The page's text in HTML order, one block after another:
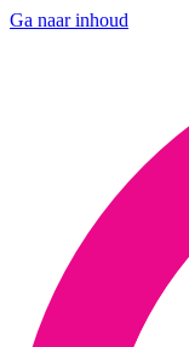
Ga naar inhoud